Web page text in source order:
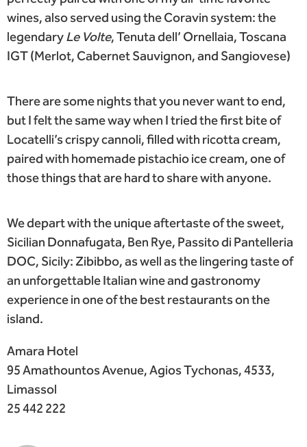
wines, also served using the Coravin system: the
legendaryLe Volte, Tenuta dell’ Ornellaia, Toscana
IGT (Merlot, Cabernet Sauvignon, and Sangiovese)
There are some nights that you never want to end,
but I felt the same way when I tried the first bite of
Locatelli’s crispy cannoli, filled with ricotta cream,
paired with homemade pistachio ice cream, one of
those things that are hard to share with anyone.
We depart with the unique aftertaste of the sweet,
Sicilian Donnafugata, Ben Rye, Passito di Pantelleria
DOC, Sicily: Zibibbo, as well as the lingering taste of
an unforgettable Italian wine and gastronomy
experience in one of the best restaurants on the
island.
Amara Hotel
95 Amathountos Avenue, Agios Tychonas, 4533,
Limassol
25 442 222